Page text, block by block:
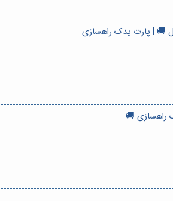
🚚 | پارت یدک راهسازی
راهسازی 🚚